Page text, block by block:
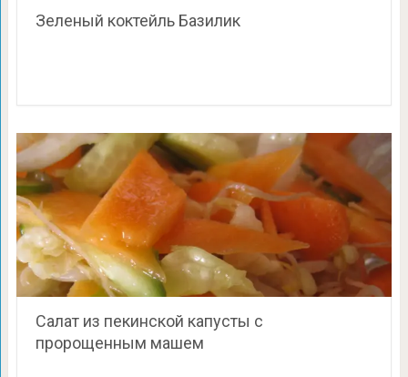
Зеленый коктейль Базилик
Салат из пекинской капусты с
пророщенным машем